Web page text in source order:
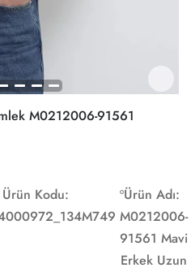
M0212006-91561
Ürün Kodu:
Ürün Adı:
M0212006-
91561 Mavi
Erkek Uzun